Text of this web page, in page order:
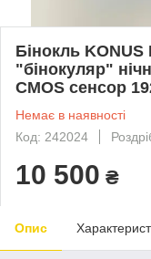
Бінокль
"бінокуляр"
CMOS сенсор
Немає в наявності
Код: 242024
10 500 ₴
Опис